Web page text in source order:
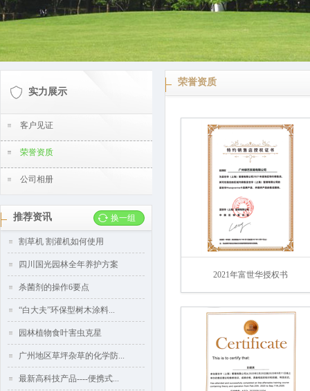
实力展示
客户见证
荣誉资质
公司相册
换一组
推荐资讯
割草机 割灌机如何使用
四川国光园林全年养护方案
杀菌剂的操作6要点
“白大夫”环保型树木涂料...
园林植物食叶害虫克星
广州地区草坪杂草的化学防...
最新高科技产品----便携式...
荣誉资质
2021年富世华授权书